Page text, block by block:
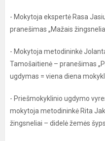
- Mokytoja ekspertė Rasa
pranešimas „Mažais
- Mokytoja metodininkė
Tamošaitienė – pranešimas
ugdymas = viena diena
- Priešmokyklinio ugdymo
mokytoja metodininkė Rita
žingsneliai – didelė žemės